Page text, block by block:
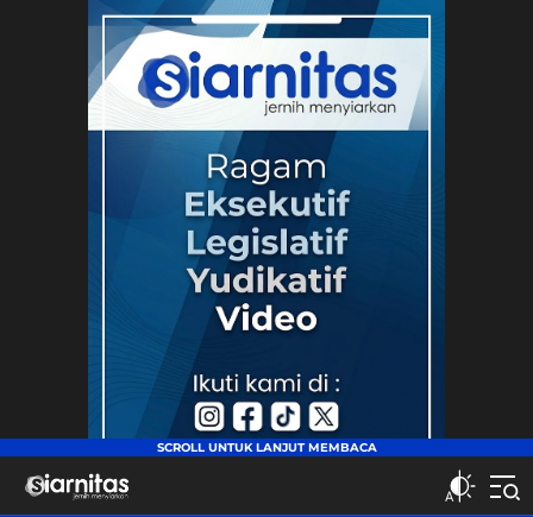
siarnitas
Jernih Menyiarkan